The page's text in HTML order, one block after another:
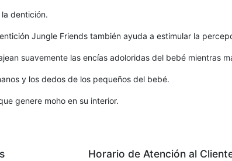
dentición.
Jungle Friends también ayuda a estimular la
suavemente las encías adoloridas del bebé mientras
y los dedos de los pequeños del bebé.
genere moho en su interior.
Horario de Atención al